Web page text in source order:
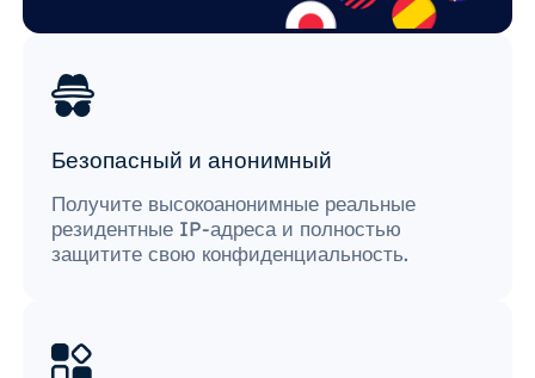
Безопасный и анонимный
Получите высокоанонимные реальные
резидентные IP-адреса и полностью
защитите свою конфиденциальность.